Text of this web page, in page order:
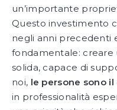
un’importante
Questo investimento
negli anni precedenti
fondamentale: creare
solida, capace di
noi, le persone sono il
in professionalità